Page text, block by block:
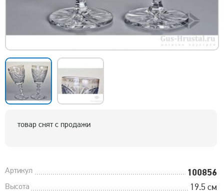
товар снят с продажи
Артикул 100856
Высота 19.5 см